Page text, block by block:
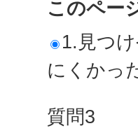
このペー
1.見つ
にくかっ
質問3